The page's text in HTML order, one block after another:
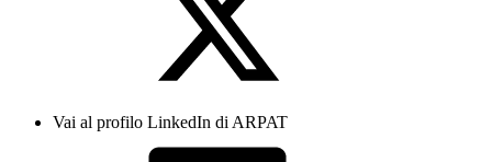
Vai al profilo LinkedIn di ARPAT